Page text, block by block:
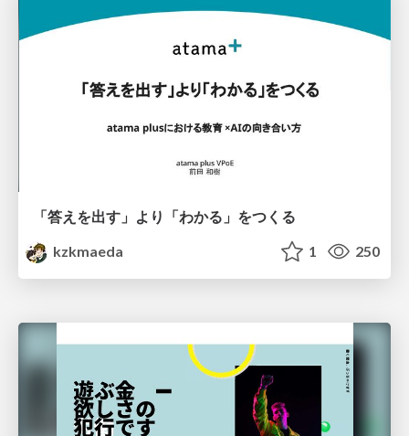
「答えを出す」より「わかる」をつくる
kzkmaeda
1 250